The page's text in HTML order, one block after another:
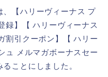
、【ハリーヴィーナス プ
録】【 ハリーヴィーナス
割引クーポン】【 ハリー
ュ メルマガボーナスセー
ことにしました。